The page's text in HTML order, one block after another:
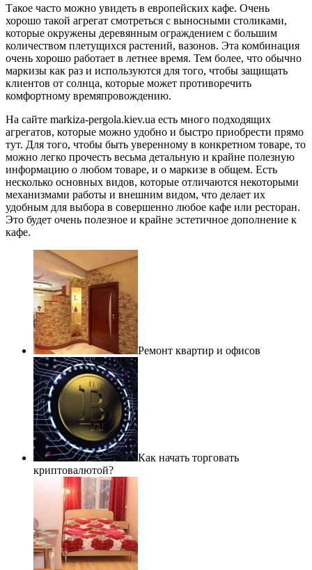
Такое часто можно увидеть в европейских кафе. Очень
хорошо такой агрегат смотреться с выносными столиками,
которые окружены деревянным ограждением с большим
количеством плетущихся растений, вазонов. Эта комбинация
очень хорошо работает в летнее время. Тем более, что обычно
маркизы как раз и используются для того, чтобы защищать
клиентов от солнца, которые может противоречить
комфортному времяпровождению.
На сайте markiza-pergola.kiev.ua есть много подходящих
агрегатов, которые можно удобно и быстро приобрести прямо
тут. Для того, чтобы быть уверенному в конкретном товаре, то
можно легко прочесть весьма детальную и крайне полезную
информацию о любом товаре, и о маркизе в общем. Есть
несколько основных видов, которые отличаются некоторыми
механизмами работы и внешним видом, что делает их
удобным для выбора в совершенно любое кафе или ресторан.
Это будет очень полезное и крайне эстетичное дополнение к
кафе.
Ремонт квартир и офисов
Как начать торговать
криптовалютой?